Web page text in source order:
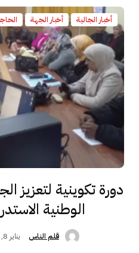
أخبار الجالية أخبار الجهة
دورة تكوينية لتعزيز
الوطنية
قلم الناس يناير 8, 2025